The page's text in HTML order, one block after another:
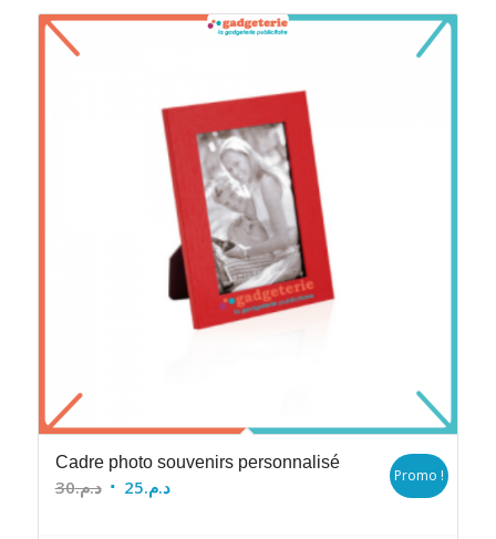
Cadre photo souvenirs personnalisé
د.م.30
Le
د.م.25
Le
Promo !